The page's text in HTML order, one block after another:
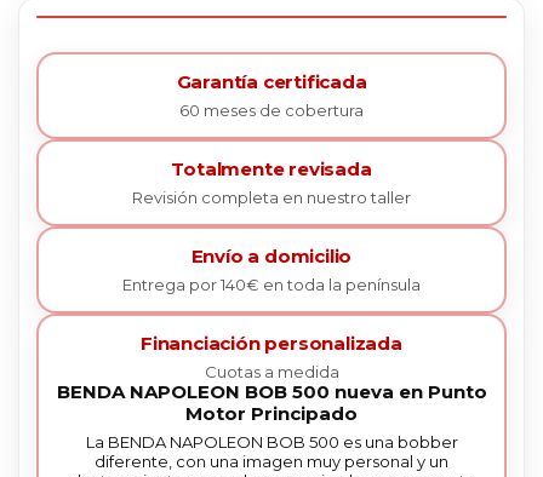
Garantía certificada
60 meses de cobertura
Totalmente revisada
Revisión completa en nuestro taller
Envío a domicilio
Entrega por 140€ en toda la península
Financiación personalizada
Cuotas a medida
BENDA NAPOLEON BOB 500 nueva en Punto
Motor Principado
La BENDA NAPOLEON BOB 500 es una bobber
diferente, con una imagen muy personal y un